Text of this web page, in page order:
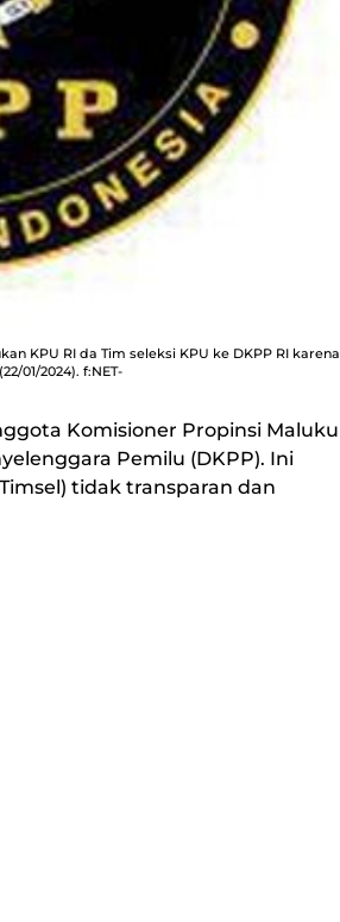
KPU RI da Tim seleksi KPU ke DKPP RI karena
01/2024). f:NET-
Komisioner Propinsi Maluku
Pemilu (DKPP). Ini
tidak transparan dan